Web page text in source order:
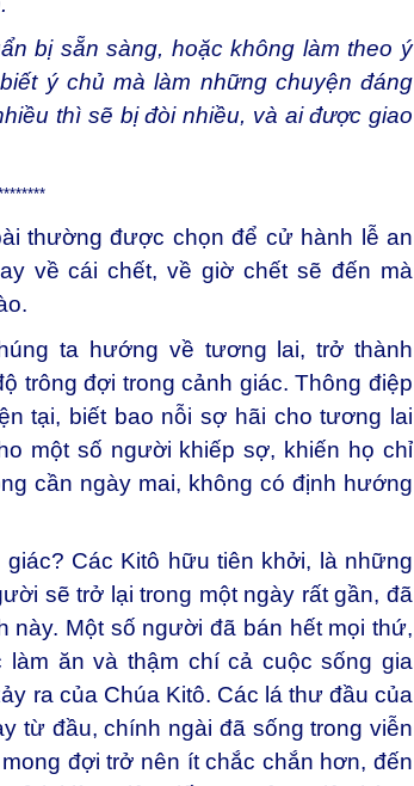
không biết, và ông sẽ loại hắn ra, bắt
bị sẵn sàng, hoặc không làm theo ý
ý chủ mà làm những chuyện đáng
thì sẽ bị đòi nhiều, và ai được giao
thường được chọn để cử hành lễ an
về cái chết, về giờ chết sẽ đến mà
ta hướng về tương lai, trở thành
trông đợi trong cảnh giác. Thông điệp
tại, biết bao nỗi sợ hãi cho tương lai
một số người khiếp sợ, khiến họ chỉ
cần ngày mai, không có định hướng
Các Kitô hữu tiên khởi, là những
sẽ trở lại trong một ngày rất gần, đã
này. Một số người đã bán hết mọi thứ,
ăn và thậm chí cả cuộc sống gia
ra của Chúa Kitô. Các lá thư đầu của
từ đầu, chính ngài đã sống trong viễn